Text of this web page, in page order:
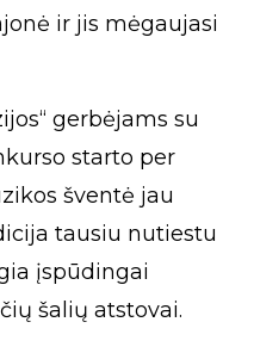
ir jis mėgaujasi
gerbėjams su
starto per
šventė jau
tausiu nutiestu
įspūdingai
šalių atstovai.